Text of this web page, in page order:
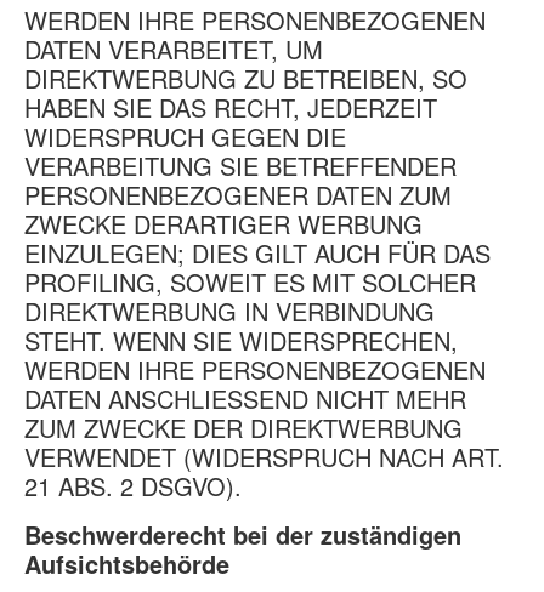
WERDEN IHRE PERSONENBEZOGENEN
DATEN VERARBEITET, UM
DIREKTWERBUNG ZU BETREIBEN, SO
HABEN SIE DAS RECHT, JEDERZEIT
WIDERSPRUCH GEGEN DIE
VERARBEITUNG SIE BETREFFENDER
PERSONENBEZOGENER DATEN ZUM
ZWECKE DERARTIGER WERBUNG
EINZULEGEN; DIES GILT AUCH FÜR DAS
PROFILING, SOWEIT ES MIT SOLCHER
DIREKTWERBUNG IN VERBINDUNG
STEHT. WENN SIE WIDERSPRECHEN,
WERDEN IHRE PERSONENBEZOGENEN
DATEN ANSCHLIESSEND NICHT MEHR
ZUM ZWECKE DER DIREKTWERBUNG
VERWENDET (WIDERSPRUCH NACH ART.
21 ABS. 2 DSGVO).
Beschwerderecht bei der zuständigen
Aufsichtsbehörde